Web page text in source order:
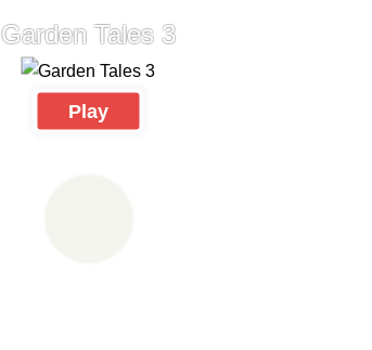
Garden Tales 3
Play